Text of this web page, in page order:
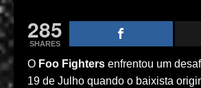
285
SHARES
O Foo Fighters enfrentou um
19 de Julho quando o baixista